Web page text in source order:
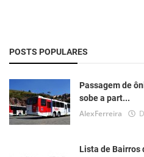
POSTS POPULARES
Passagem de
sobe a part...
AlexFerreira
Lista de Bairros